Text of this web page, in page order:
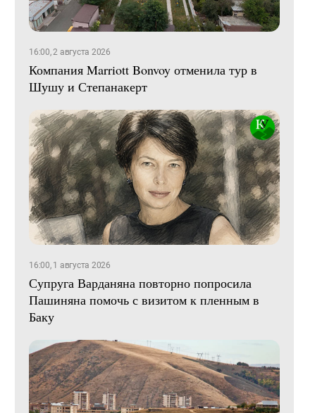
16:00, 2 августа 2026
Компания Marriott Bonvoy отменила тур в
Шушу и Степанакерт
16:00, 1 августа 2026
Супруга Варданяна повторно попросила
Пашиняна помочь с визитом к пленным в
Баку